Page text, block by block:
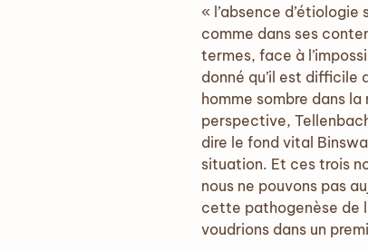
« l’absence
comme dans ses
termes, face à
donné qu’il est difficile
homme sombre dans
perspective,
dire le fond vital
situation. Et ces trois
nous ne pouvons pas
cette pathogenèse de
voudrions dans un